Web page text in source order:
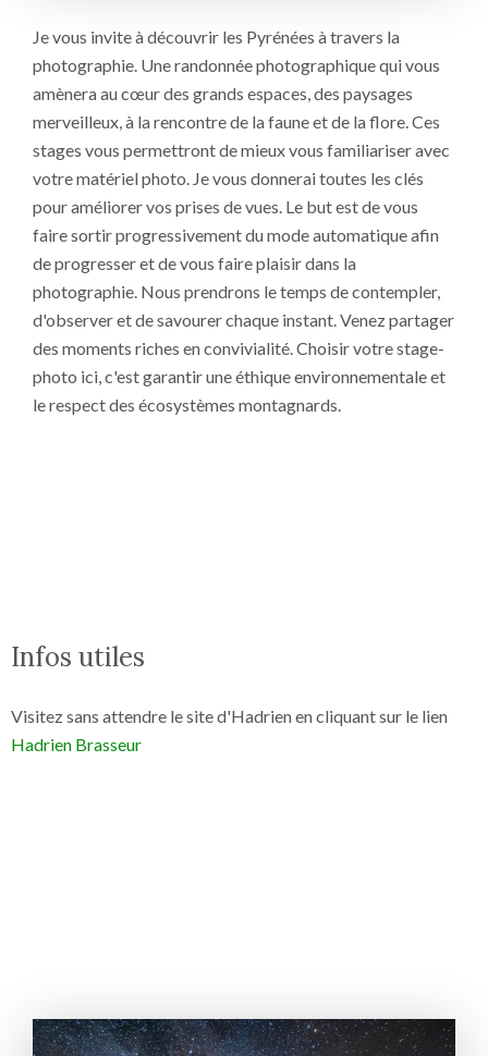
Je vous invite à découvrir les Pyrénées à travers la
photographie. Une randonnée photographique qui vous
amènera au cœur des grands espaces, des paysages
merveilleux, à la rencontre de la faune et de la flore. Ces
stages vous permettront de mieux vous familiariser avec
votre matériel photo. Je vous donnerai toutes les clés
pour améliorer vos prises de vues. Le but est de vous
faire sortir progressivement du mode automatique afin
de progresser et de vous faire plaisir dans la
photographie. Nous prendrons le temps de contempler,
d'observer et de savourer chaque instant. Venez partager
des moments riches en convivialité. Choisir votre stage-
photo ici, c'est garantir une éthique environnementale et
le respect des écosystèmes montagnards.
Infos utiles
Visitez sans attendre le site d'Hadrien en cliquant sur le lien
Hadrien Brasseur